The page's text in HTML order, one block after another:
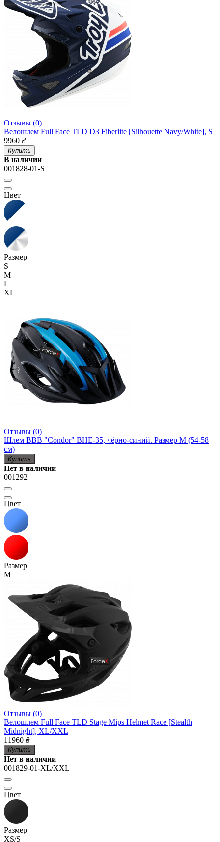
Отзывы (0)
Велошлем Full Face TLD D3 Fiberlite [Silhouette Navy/White], S
9960 ₴
Купить
В наличии
001828-01-S
Цвет
Размер
S
M
L
XL
Отзывы (0)
Шлем BBB "Condor" BHE-35, чёрно-синий. Размер M (54-58
см)
Купить
Нет в наличии
001292
Цвет
Размер
M
Отзывы (0)
Велошлем Full Face TLD Stage Mips Helmet Race [Stealth
Midnight], XL/XXL
11960 ₴
Купить
Нет в наличии
001829-01-XL/XXL
Цвет
Размер
XS/S